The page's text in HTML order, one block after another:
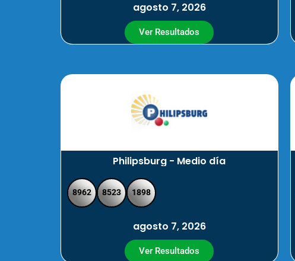
agosto 7, 2026
Ver Resultados
Philipsburg - Medio día
8962 8523 1898
agosto 7, 2026
Ver Resultados